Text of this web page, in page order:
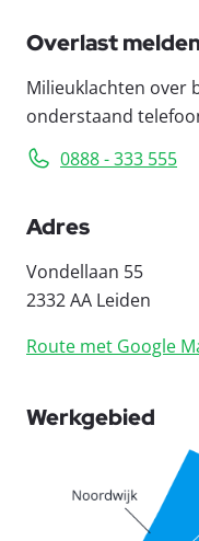
Overlast
Milieuklachten over
onderstaand
0888 - 333 555
Adres
Vondellaan 55
2332 AA Leiden
Route met Google
Werkgebied